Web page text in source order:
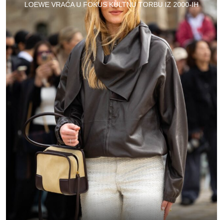
LOEWE VRAĆA U FOKUS KULTNU TORBU IZ 2000-IH